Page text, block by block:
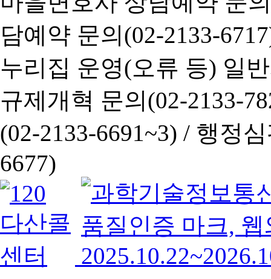
담예약 문의(02-2133-
누리집 운영(오류 등) 일
규제개혁 문의(02-2133-
(02-2133-6691~3) / 행정심
6677)